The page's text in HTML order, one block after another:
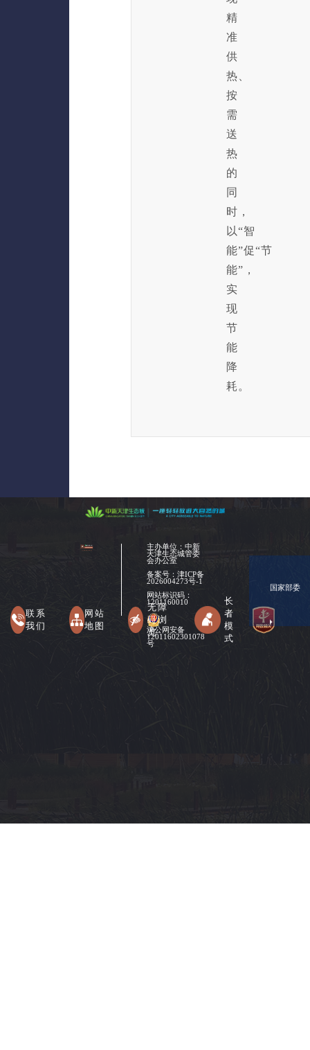
精
准
供
热、
按
需
送
热
的
同
时，
以“智
能”促“节
能”，
实
现
节
能
降
耗。
主办单位：中新
天津生态城管委
会办公室
备案号： 津ICP备
2026004273号-1
网站标识码：
1201160010
津公网安备
12011602301078
号
联系
我们
网站
地图
无障
碍浏
览
长
者
模
式
国家部委